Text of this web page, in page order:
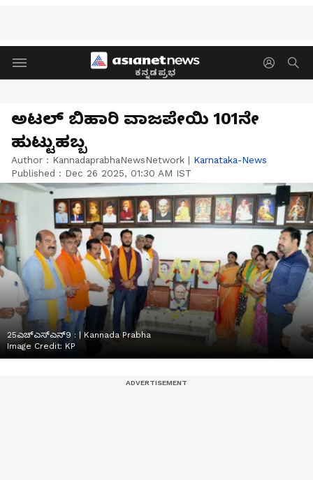
ಕನ್ನಡಪ್ರಭ
ಅಟಲ್ ಬಿಹಾರಿ ವಾಜಪೇಯಿ 101ನೇ
ಹುಟ್ಟುಹಬ್ಬ
Author : KannadaprabhaNewsNetwork | Karnataka-News
Published : Dec 26 2025, 01:30 AM IST
25ಎಚ್ಎಸ್ಎನ್9 : | Kannada Prabha
Image Credit: KP